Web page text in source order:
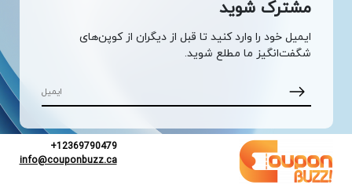
مشترک شوید
ایمیل خود را وارد کنید تا قبل از دیگران از کوپن‌های
شگفت‌انگیز ما مطلع شوید.
+12369790479
info@couponbuzz.ca